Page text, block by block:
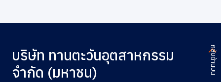
บริษัท ทานตะวันอุตสาหกรรม
จำกัด (มหาชน)
กลับด้านบน